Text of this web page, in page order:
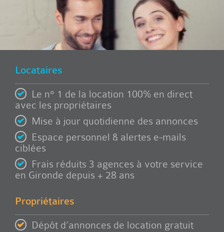
Locataires
Le n° 1 de la location 100% en direct
avec les propriétaires
Mise à jour quotidienne des annonces
Espace personnel & alertes e-mails
ciblées
Frais réduits 3 agences à votre service
en Gironde depuis + 28 ans
Propriétaires
Dépôt d’annonces de location gratuit